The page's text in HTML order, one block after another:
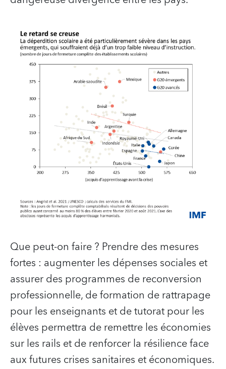
Que peut-on faire ? Prendre des mesures
fortes : augmenter les dépenses sociales et
assurer des programmes de reconversion
professionnelle, de formation de rattrapage
pour les enseignants et de tutorat pour les
élèves permettra de remettre les économies
sur les rails et de renforcer la résilience face
aux futures crises sanitaires et économiques.